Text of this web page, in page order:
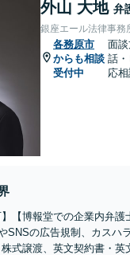
外山 大地 弁
銀座エール法律事務
各務原市
からも相談
受付中
面
話
応相
【博報堂での企業内弁護
SNSの広告規制、カスハ
式譲渡、英文契約書・英